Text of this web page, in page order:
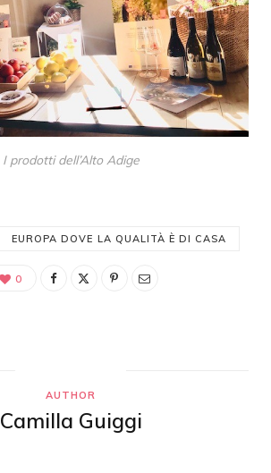
I prodotti dell’Alto Adige
EUROPA DOVE LA QUALITÀ È DI CASA
0
AUTHOR
Camilla Guiggi